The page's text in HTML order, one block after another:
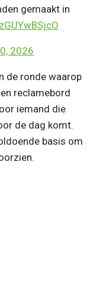
gemaakt in
2026
de ronde waarop
reclamebord
iemand die
de dag komt.
basis om